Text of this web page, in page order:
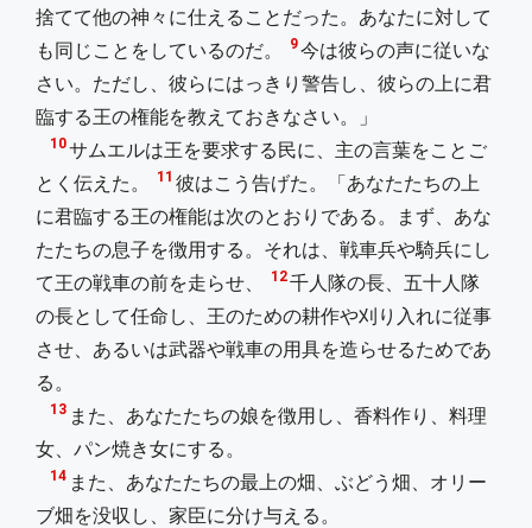
捨てて他の神々に仕えることだった。あなたに対して
も同じことをしているのだ。
9今は彼らの声に従いな
さい。ただし、彼らにはっきり警告し、彼らの上に君
臨する王の権能を教えておきなさい。」
10サムエルは王を要求する民に、主の言葉をことご
とく伝えた。
11 彼はこう告げた。「あなたたちの上
に君臨する王の権能は次のとおりである。まず、あな
たたちの息子を徴用する。それは、戦車兵や騎兵にし
て王の戦車の前を走らせ、
12千人隊の長、五十人隊
の長として任命し、王のための耕作や刈り入れに従事
させ、あるいは武器や戦車の用具を造らせるためであ
る。
13 また、あなたたちの娘を徴用し、香料作り、料理
女、パン焼き女にする。
14 また、あなたたちの最上の畑、ぶどう畑、オリー
ブ畑を没収し、家臣に分け与える。